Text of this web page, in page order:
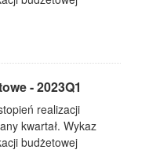
- 2023Q1
realizacji
kwartał. Wykaz
budżetowej